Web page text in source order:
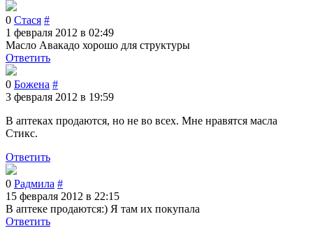
0 Стася #
1 февраля 2012 в 02:49
Масло Авакадо хорошо для структуры
Ответить
0 Божена #
3 февраля 2012 в 19:59
В аптеках продаются, но не во всех. Мне нравятся масла
Стикс.
Ответить
0 Радмила #
15 февраля 2012 в 22:15
В аптеке продаются:) Я там их покупала
Ответить